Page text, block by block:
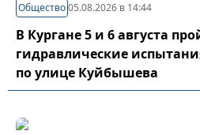
Общество05.08.2026 в 14:44
В Кургане 5 и 6 августа
гидравлические
по улице Куйбышева